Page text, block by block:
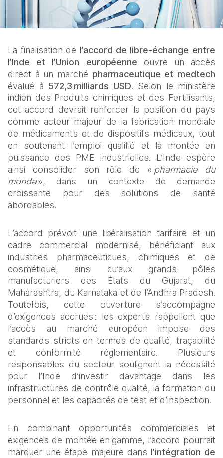
La finalisation de l’accord de libre‑échange entre
l’Inde et l’Union européenne ouvre un accès
direct à un marché
évalué à 572,3 milliards USD. Selon le ministère
indien des Produits chimiques et des Fertilisants,
cet accord devrait renforcer la position du pays
comme acteur majeur de la fabrication mondiale
de médicaments et de dispositifs médicaux, tout
en soutenant l’emploi qualifié et la montée en
puissance des PME industrielles. L’Inde espère
ainsi consolider son rôle de « pharmacie du
monde », dans un contexte de demande
croissante pour des solutions de santé
abordables.
L’accord prévoit une libéralisation tarifaire et un
cadre commercial modernisé, bénéficiant aux
industries pharmaceutiques, chimiques et de
cosmétique, ainsi qu’aux grands pôles
manufacturiers des États du Gujarat, du
Maharashtra, du Karnataka et de l’Andhra Pradesh.
Toutefois, cette ouverture s’accompagne
d’exigences accrues : les experts rappellent que
l’accès au marché européen impose des
standards stricts en termes de qualité, traçabilité
et conformité réglementaire. Plusieurs
responsables du secteur soulignent la nécessité
pour l’Inde d’investir davantage dans les
infrastructures de contrôle qualité, la formation du
personnel et les capacités de test et d’inspection.
En combinant opportunités commerciales et
exigences de montée en gamme, l’accord pourrait
marquer une étape majeure dans l’intégration de